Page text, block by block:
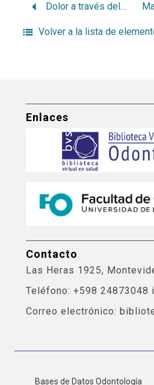
Dolor a través del esmalte en dentina y en pulpa
Volver a la lista de
Enlaces
Contacto
Las Heras 1925,
Teléfono: +598 24873048
Correo electrónico:
Bases de Datos Odontología